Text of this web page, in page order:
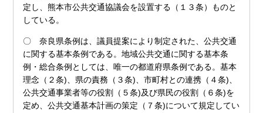
定し、熊本市公共交通協議会を設置する（１３条）ものと
している。
〇 奈良県条例は、議員提案により制定された、公共交通
に関する基本条例である。地域公共交通に関する基本条
例・総合条例としては、唯一の都道府県条例である。基本
理念（２条)、県の責務（３条)、市町村との連携（４条)、
公共交通事業者等の役割（５条)及び県民の役割（６条)を
定め、公共交通基本計画の策定（７条)について規定してい